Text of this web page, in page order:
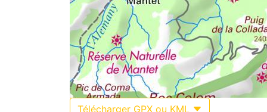
Télécharger GPX ou KML